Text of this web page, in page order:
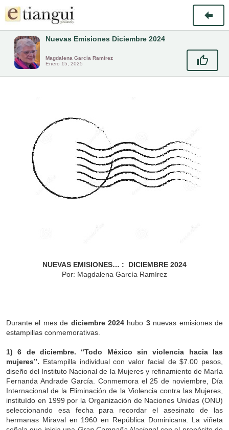
Nuevas Emisiones Diciembre 2024
Magdalena García Ramírez
Enero 15, 2025
NUEVAS EMISIONES… : DICIEMBRE 2024
Por: Magdalena García Ramírez
Durante el mes de diciembre 2024 hubo 3nuevas emisiones de
estampillas conmemorativas.
1) 6 de diciembre. “Todo México sin violencia hacia las
mujeres”. Estampilla individual con valor facial de $7.00 pesos,
diseño del Instituto Nacional de la Mujeres y refinamiento de María
Fernanda Andrade García. Conmemora el 25 de noviembre, Día
Internacional de la Eliminación de la Violencia contra las Mujeres,
instituído en 1999 por la Organización de Naciones Unidas (ONU)
seleccionando esa fecha para recordar el asesinato de las
hermanas Miraval en 1960 en República Dominicana. La viñeta